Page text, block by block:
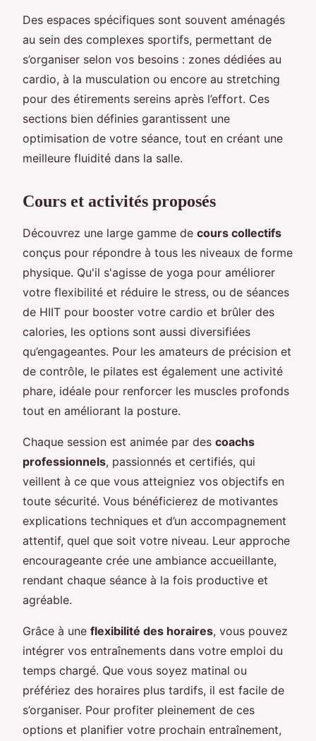
Des espaces spécifiques sont souvent aménagés
au sein des complexes sportifs, permettant de
s’organiser selon vos besoins : zones dédiées au
cardio, à la musculation ou encore au stretching
pour des étirements sereins après l’effort. Ces
sections bien définies garantissent une
optimisation de votre séance, tout en créant une
meilleure fluidité dans la salle.
Cours et activités proposés
Découvrez une large gamme de cours collectifs
conçus pour répondre à tous les niveaux de forme
physique. Qu'il s'agisse de yoga pour améliorer
votre flexibilité et réduire le stress, ou de séances
de HIIT pour booster votre cardio et brûler des
calories, les options sont aussi diversifiées
qu’engageantes. Pour les amateurs de précision et
de contrôle, le pilates est également une activité
phare, idéale pour renforcer les muscles profonds
tout en améliorant la posture.
Chaque session est animée par des coachs
professionnels, passionnés et certifiés, qui
veillent à ce que vous atteigniez vos objectifs en
toute sécurité. Vous bénéficierez de motivantes
explications techniques et d’un accompagnement
attentif, quel que soit votre niveau. Leur approche
encourageante crée une ambiance accueillante,
rendant chaque séance à la fois productive et
agréable.
Grâce à une flexibilité des horaires, vous pouvez
intégrer vos entraînements dans votre emploi du
temps chargé. Que vous soyez matinal ou
préfériez des horaires plus tardifs, il est facile de
s’organiser. Pour profiter pleinement de ces
options et planifier votre prochain entraînement,